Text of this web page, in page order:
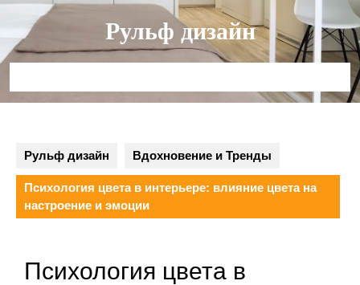
Перейти
содержимому
Рульф дизайн
Рульф дизайн Вдохновение и Тренды
Психология цвета в интерьере: влияние цвета на
настроение и эмоции
Психология цвета в